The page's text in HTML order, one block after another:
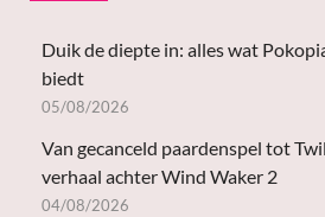
Duik de diepte in: alles wat
biedt
05/08/2026
Van gecanceld paardenspel tot
verhaal achter Wind Waker 2
04/08/2026